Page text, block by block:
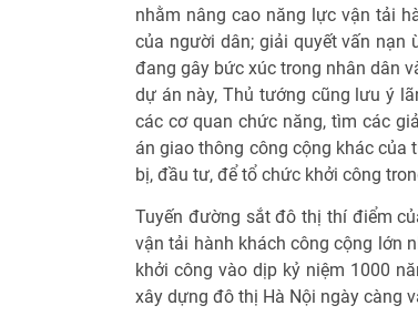
nhằm nâng cao năng lực vận tải
của người dân; giải quyết vấn nạn
đang gây bức xúc trong nhân dân
dự án này, Thủ tướng cũng lưu ý
các cơ quan chức năng, tìm các
án giao thông công cộng khác của
bị, đầu tư, để tổ chức khởi công
Tuyến đường sắt đô thị thí điểm
vận tải hành khách công cộng lớn
khởi công vào dịp kỷ niệm 1000
xây dựng đô thị Hà Nội ngày càng